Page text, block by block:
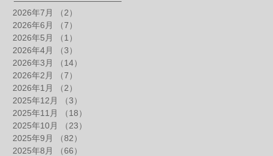
2026年7月 （2）
2026年6月
（7）
2026年5月
（1）
2026年4月
（3）
2026年3月
（14）
2026年2月
（7）
2026年1月
（2）
2025年12月
（3）
2025年11月
（18）
2025年10月
（23）
2025年9月
（82）
2025年8月
（66）